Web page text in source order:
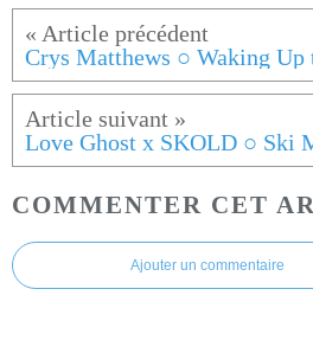
Crys Matthews ○ Waking Up
Love Ghost x SKOLD ○ Ski
COMMENTER CET
Ajouter un commentaire